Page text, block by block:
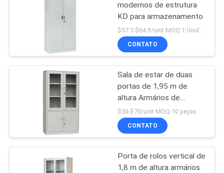
EXCURSÃO
FÁBRICA
CONTROLE
DA
QUALIDADE
modernos de estrutura
KD para armazenamento
$57.3-$64.9/unit MOQ:1 Unidade
CONTATO
Sala de estar de duas
portas de 1,95 m de
altura Armários de
arquivos trancáveis
$50-$70/unit MOQ:10 peças
CONTATO
Porta de rolos vertical de
1,8 m de altura armários